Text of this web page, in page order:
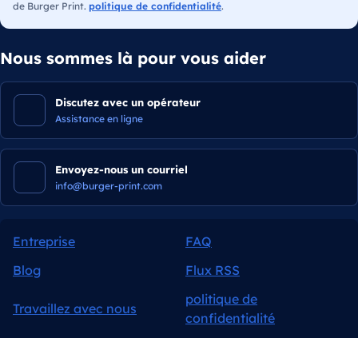
de Burger Print. politique de confidentialité.
Nous sommes là pour vous aider
Discutez avec un opérateur
Assistance en ligne
Envoyez-nous un courriel
info@burger-print.com
Entreprise
FAQ
Blog
Flux RSS
Travaillez avec nous
politique de
confidentialité